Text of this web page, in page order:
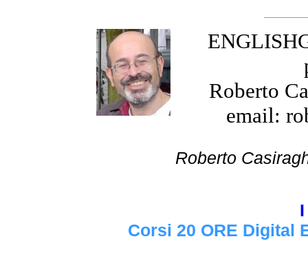
Roberto
email:
Roberto
Corsi 20 ORE Digital